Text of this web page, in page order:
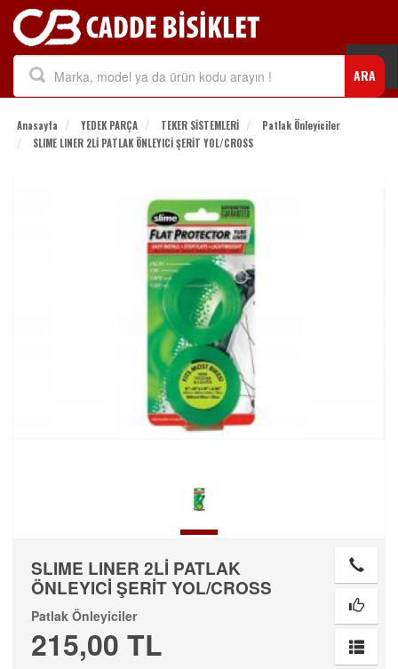
ARA
Anasayfa YEDEK PARÇA TEKER SİSTEMLERİ
Patlak Önleyiciler
SLIME LINER 2Lİ PATLAK ÖNLEYICİ ŞERİT YOL/CROSS
SLIME LINER 2Lİ PATLAK
ÖNLEYICİ ŞERİT YOL/CROSS
Patlak Önleyiciler
215,00 TL